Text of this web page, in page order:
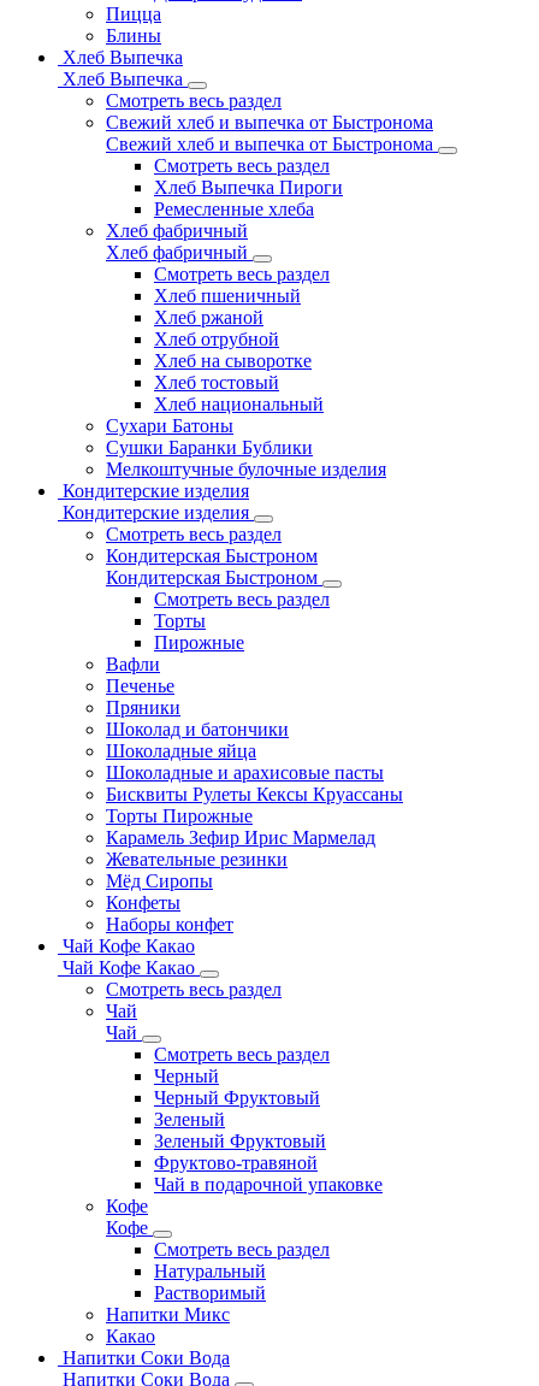
Пицца
Блины
Хлеб Выпечка
Хлеб Выпечка
Смотреть весь раздел
Свежий хлеб и выпечка от Быстронома
Свежий хлеб и выпечка от Быстронома
Смотреть весь раздел
Хлеб Выпечка Пироги
Ремесленные хлеба
Хлеб фабричный
Хлеб фабричный
Смотреть весь раздел
Хлеб пшеничный
Хлеб ржаной
Хлеб отрубной
Хлеб на сыворотке
Хлеб тостовый
Хлеб национальный
Сухари Батоны
Сушки Баранки Бублики
Мелкоштучные булочные изделия
Кондитерские изделия
Кондитерские изделия
Смотреть весь раздел
Кондитерская Быстроном
Кондитерская Быстроном
Смотреть весь раздел
Торты
Пирожные
Вафли
Печенье
Пряники
Шоколад и батончики
Шоколадные яйца
Шоколадные и арахисовые пасты
Бисквиты Рулеты Кексы Круассаны
Торты Пирожные
Карамель Зефир Ирис Мармелад
Жевательные резинки
Мёд Сиропы
Конфеты
Наборы конфет
Чай Кофе Какао
Чай Кофе Какао
Смотреть весь раздел
Чай
Чай
Смотреть весь раздел
Черный
Черный Фруктовый
Зеленый
Зеленый Фруктовый
Фруктово-травяной
Чай в подарочной упаковке
Кофе
Кофе
Смотреть весь раздел
Натуральный
Растворимый
Напитки Микс
Какао
Напитки Соки Вода
Напитки Соки Вода